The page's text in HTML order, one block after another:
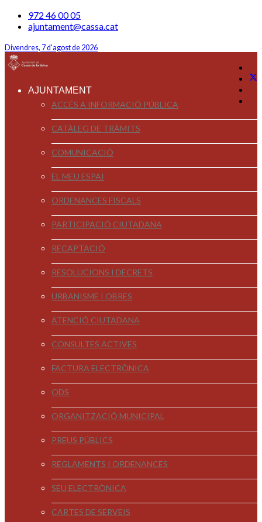
972 46 00 05
ajuntament@cassa.cat
Divendres, 7 d'agost de 2026
AJUNTAMENT
ACCÉS A INFORMACIÓ PÚBLICA
CATÀLEG DE TRÀMITS
COMUNICACIÓ
EL MEU ESPAI
ORDENANCES FISCALS
PARTICIPACIÓ CIUTADANA
RECAPTACIÓ
RESOLUCIONS I DECRETS
URBANISME I OBRES
ATENCIÓ CIUTADANA
CONSULTES ACTIVES
FACTURA ELECTRÒNICA
ODS
ORGANITZACIÓ MUNICIPAL
PREUS PÚBLICS
REGLAMENTS I ORDENANCES
SEU ELECTRÒNICA
CARTES DE SERVEIS